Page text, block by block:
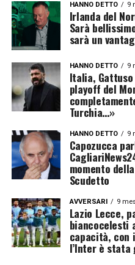
HANNO DETTO 9
Irlanda del
Sarà
sarà un
HANNO DETTO 9
Italia,
playoff del
Turchia…»
HANNO DETTO 9
Capozucca
momento
Scudetto
AVVERSARI 9
Lazio Lecce,
biancocelesti
capacità,
l’Inter è stata